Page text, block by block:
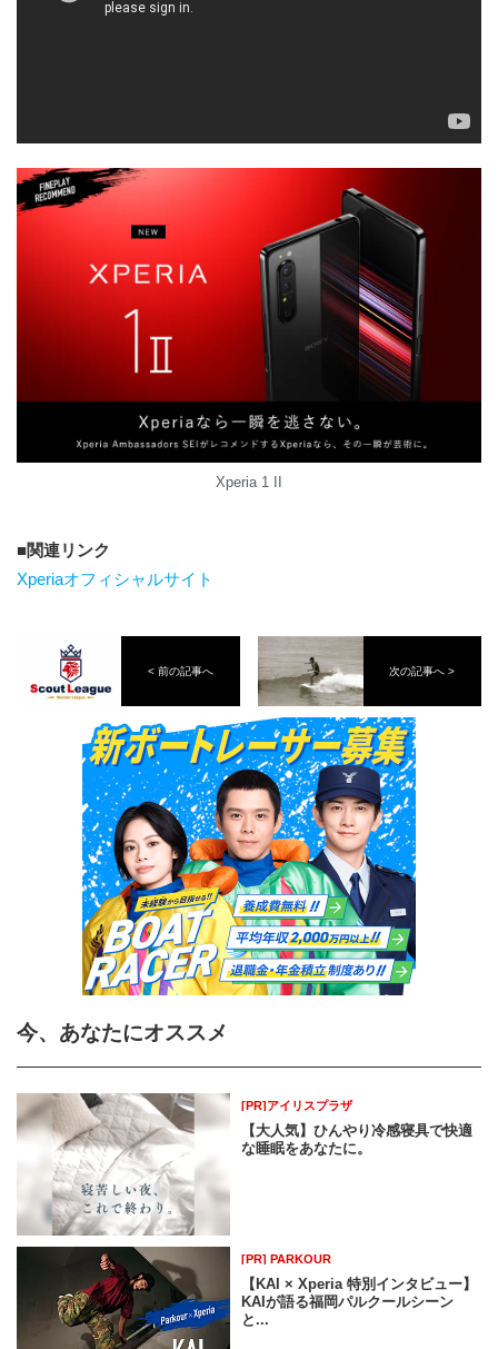
Xperia 1 II
関連リンク
Xperiaオフィシャルサイト
< 前の記事へ 次の記事へ >
今、あなたにオススメ
[PR]アイリスプラザ
【大人気】ひんやり冷感寝具で快適
な睡眠をあなたに。
[PR] PARKOUR
【KAI × Xperia 特別インタビュー】
KAIが語る福岡パルクールシーン
と...